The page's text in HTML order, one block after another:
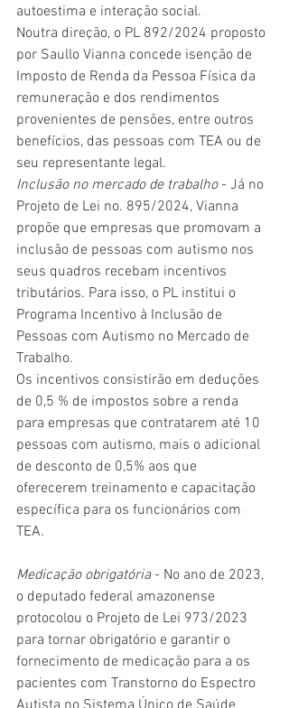
autoestima e interação social.
Noutra direção, o PL 892/2024 proposto
por Saullo Vianna concede isenção de
Imposto de Renda da Pessoa Física da
remuneração e dos rendimentos
provenientes de pensões, entre outros
benefícios, das pessoas com TEA ou de
seu representante legal.
Inclusão no mercado de trabalho - Já no
Projeto de Lei no. 895/2024, Vianna
propõe que empresas que promovam a
inclusão de pessoas com autismo nos
seus quadros recebam incentivos
tributários. Para isso, o PL institui o
Programa Incentivo à Inclusão de
Pessoas com Autismo no Mercado de
Trabalho.
Os incentivos consistirão em deduções
de 0,5 % de impostos sobre a renda
para empresas que contratarem até 10
pessoas com autismo, mais o adicional
de desconto de 0,5% aos que
oferecerem treinamento e capacitação
específica para os funcionários com
TEA.
Medicação obrigatória - No ano de 2023,
o deputado federal amazonense
protocolou o Projeto de Lei 973/2023
para tornar obrigatório e garantir o
fornecimento de medicação para a os
pacientes com Transtorno do Espectro